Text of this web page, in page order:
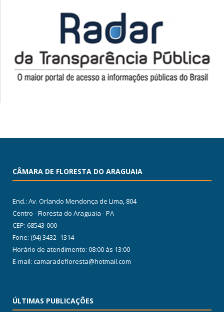
CÂMARA DE FLORESTA DO ARAGUAIA
End.: Av. Orlando Mendonça de Lima, 804
Centro - Floresta do Araguaia - PA
CEP: 68543-000
Fone: (94) 3432–1314
Horário de atendimento: 08:00 às 13:00
E-mail: camaradefloresta@hotmail.com
ÚLTIMAS PUBLICAÇÕES